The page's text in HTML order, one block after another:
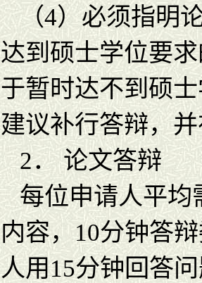
（4）必须指明
达到硕士学位要
于暂时达不到硕
建议补行答辩，
2． 论文答辩
每位申请人平均
内容，10分钟答
人用15分钟回答